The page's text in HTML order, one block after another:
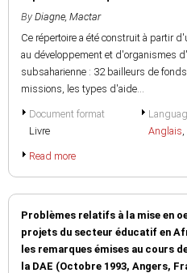
By Diagne, Mactar
Ce répertoire a été construit à partir
au développement et d'organismes
subsaharienne : 32 bailleurs de
missions, les types d'aide...
Document format
Livre
Anglais,
Read more
Problèmes relatifs à la mise en
projets du secteur éducatif en
les remarques émises au cours
la DAE (Octobre 1993, Angers,